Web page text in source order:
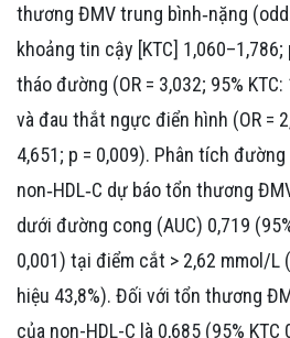
thương ĐMV trung bình‑nặng
khoảng tin cậy [KTC]
tháo đường (OR = 3,032; 95%
và đau thắt ngực điển hình (OR =
4,651; p = 0,009). Phân tích
non‑HDL‑C dự báo tổn thương
dưới đường cong (AUC) 0,719
0,001) tại điểm cắt > 2,62 mmol/L
hiệu 43,8%). Đối với tổn thương
của non-HDL-C là 0,685 (95% KTC